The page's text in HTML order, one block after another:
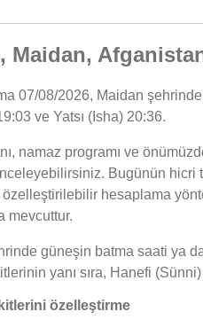
Maidan,
07/08/2026, Maidan
ve Yatsı (Isha) 20:36.
namaz programı ve
Bugünün hicri
özelleştirilebilir hesaplama
mevcuttur.
güneşin batma saati ya
yanı sıra, Hanefi
özelleştirme